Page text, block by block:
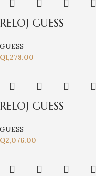
RELOJ GUESS
GUESS
Q1,278.00
RELOJ GUESS
GUESS
Q2,076.00